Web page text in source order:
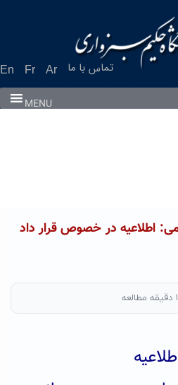
En Fr Ar تماس با ما
MENU
اطلاعیه در خصوص قرار داد